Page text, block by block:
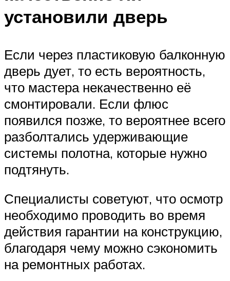
установили дверь
Если через пластиковую балконную
дверь дует, то есть вероятность,
что мастера некачественно её
смонтировали. Если флюс
появился позже, то вероятнее всего
разболтались удерживающие
системы полотна, которые нужно
подтянуть.
Специалисты советуют, что осмотр
необходимо проводить во время
действия гарантии на конструкцию,
благодаря чему можно сэкономить
на ремонтных работах.